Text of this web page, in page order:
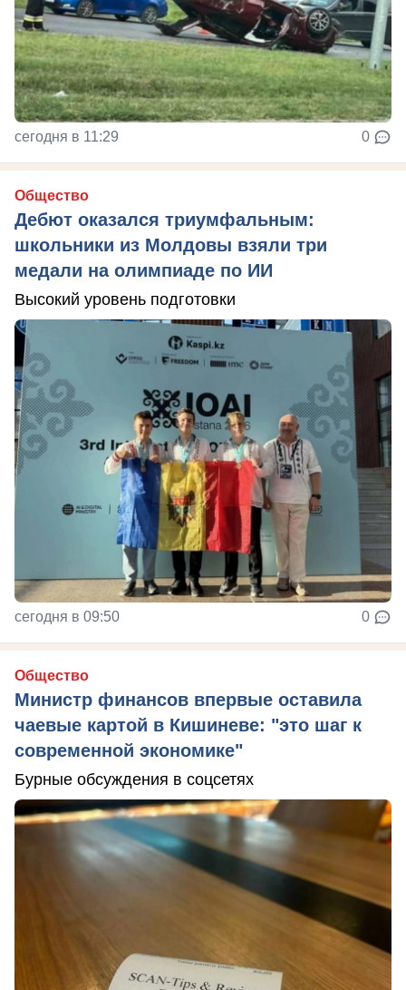
сегодня в 11:29 0
Общество
Дебют оказался триумфальным:
школьники из Молдовы взяли три
медали на олимпиаде по ИИ
Высокий уровень подготовки
сегодня в 09:50 0
Общество
Министр финансов впервые оставила
чаевые картой в Кишиневе: "это шаг к
современной экономике"
Бурные обсуждения в соцсетях